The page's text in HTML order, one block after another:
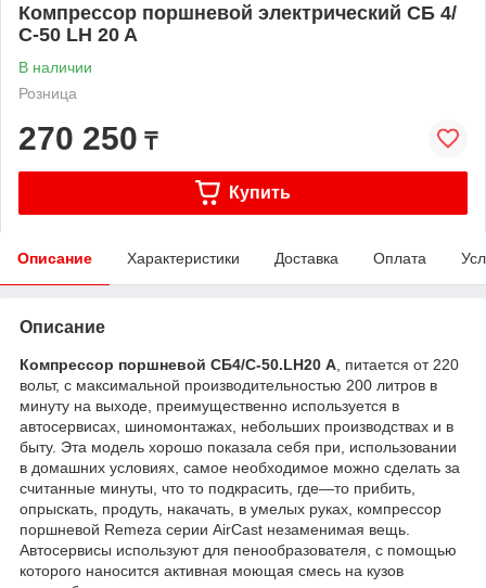
Компрессор поршневой электрический СБ 4/
С-50 LH 20 A
В наличии
Розница
270 250 ₸
Купить
Описание Характеристики Доставка Оплата
Описание
Компрессор поршневой СБ4/C-50.LH20 А , питается от 220
вольт, с максимальной производительностью 200 литров в
минуту на выходе, преимущественно используется в
автосервисах, шиномонтажах, небольших производствах и в
быту. Эта модель хорошо показала себя при, использовании
в домашних условиях, самое необходимое можно сделать за
считанные минуты, что то подкрасить, где—то прибить,
опрыскать, продуть, накачать, в умелых руках, компрессор
поршневой Remeza серии AirCast незаменимая вещь.
Автосервисы используют для пенообразователя, с помощью
которого наносится активная моющая смесь на кузов